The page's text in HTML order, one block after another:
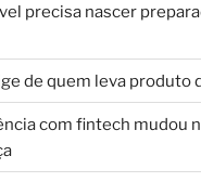
precisa nascer
de quem leva produto
com fintech mudou